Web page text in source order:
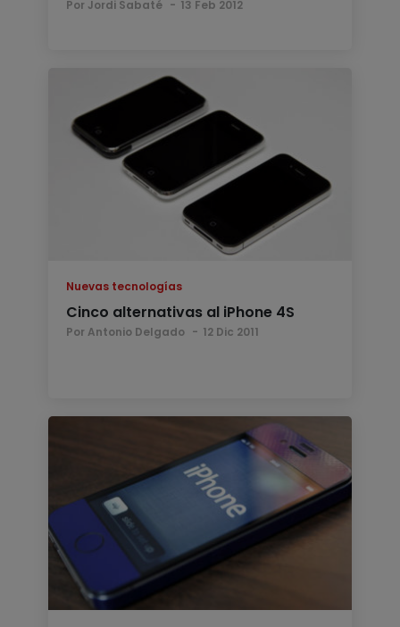
Por Jordi Sabaté 13 Feb 2012
Nuevas tecnologías
Cinco alternativas al iPhone 4S
Por Antonio Delgado 12 Dic 2011